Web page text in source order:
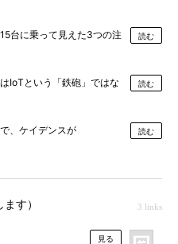
台に乗って見えた3つの注
読む
IoTという「鉄砲」ではな
読む
、ケイデンスが
読む
す） 3 links
見る